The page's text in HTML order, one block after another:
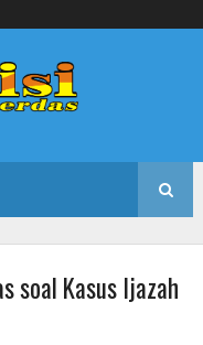
soal Kasus Ijazah